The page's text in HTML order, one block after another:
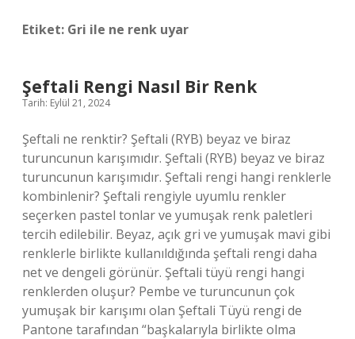
Etiket: Gri ile ne renk uyar
Şeftali Rengi Nasıl Bir Renk
Tarih: Eylül 21, 2024
Şeftali ne renktir? Şeftali (RYB) beyaz ve biraz
turuncunun karışımıdır. Şeftali (RYB) beyaz ve biraz
turuncunun karışımıdır. Şeftali rengi hangi renklerle
kombinlenir? Şeftali rengiyle uyumlu renkler
seçerken pastel tonlar ve yumuşak renk paletleri
tercih edilebilir. Beyaz, açık gri ve yumuşak mavi gibi
renklerle birlikte kullanıldığında şeftali rengi daha
net ve dengeli görünür. Şeftali tüyü rengi hangi
renklerden oluşur? Pembe ve turuncunun çok
yumuşak bir karışımı olan Şeftali Tüyü rengi de
Pantone tarafından “başkalarıyla birlikte olma